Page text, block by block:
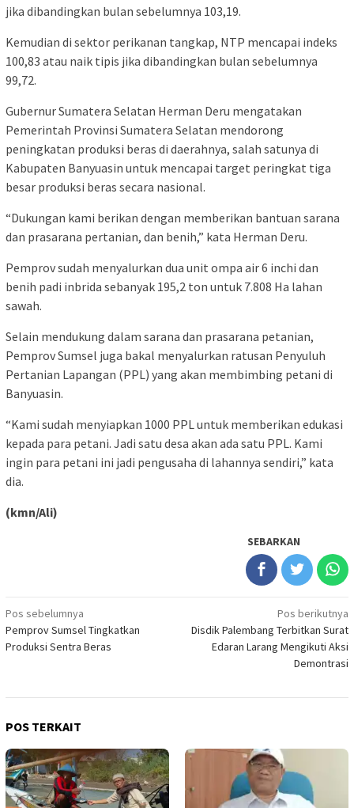
jika dibandingkan bulan sebelumnya 103,19.
Kemudian di sektor perikanan tangkap, NTP mencapai indeks
100,83 atau naik tipis jika dibandingkan bulan sebelumnya
99,72.
Gubernur Sumatera Selatan Herman Deru mengatakan
Pemerintah Provinsi Sumatera Selatan mendorong
peningkatan produksi beras di daerahnya, salah satunya di
Kabupaten Banyuasin untuk mencapai target peringkat tiga
besar produksi beras secara nasional.
“Dukungan kami berikan dengan memberikan bantuan sarana
dan prasarana pertanian, dan benih,” kata Herman Deru.
Pemprov sudah menyalurkan dua unit ompa air 6 inchi dan
benih padi inbrida sebanyak 195,2 ton untuk 7.808 Ha lahan
sawah.
Selain mendukung dalam sarana dan prasarana petanian,
Pemprov Sumsel juga bakal menyalurkan ratusan Penyuluh
Pertanian Lapangan (PPL) yang akan membimbing petani di
Banyuasin.
“Kami sudah menyiapkan 1000 PPL untuk memberikan edukasi
kepada para petani. Jadi satu desa akan ada satu PPL. Kami
ingin para petani ini jadi pengusaha di lahannya sendiri,” kata
dia.
(kmn/Ali)
SEBARKAN
Navigasi
pos
Pos sebelumnya
Pemprov Sumsel Tingkatkan
Produksi Sentra Beras
Pos berikutnya
Disdik Palembang Terbitkan Surat
Edaran Larang Mengikuti Aksi
Demontrasi
POS TERKAIT